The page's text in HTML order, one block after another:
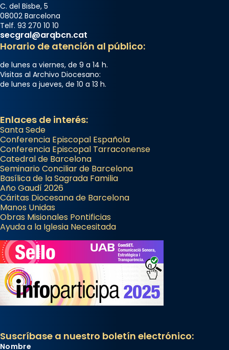
C. del Bisbe, 5
08002 Barcelona
Telf. 93 270 10 10
secgral@arqbcn.cat
Horario de atención al público:
de lunes a viernes, de 9 a 14 h.
Visitas al Archivo Diocesano:
de lunes a jueves, de 10 a 13 h.
Enlaces de interés:
Santa Sede
Conferencia Episcopal Española
Conferencia Episcopal Tarraconense
Catedral de Barcelona
Seminario Conciliar de Barcelona
Basílica de la Sagrada Familia
Año Gaudí 2026
Cáritas Diocesana de Barcelona
Manos Unidas
Obras Misionales Pontificias
Ayuda a la Iglesia Necesitada
Suscríbase a nuestro boletín electrónico:
Nombre